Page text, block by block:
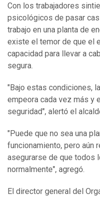
Con los trabajadores
psicológicos de pasar
trabajo en una planta de
existe el temor de que el
capacidad para llevar a
segura.
"Bajo estas condiciones,
empeora cada vez más y
seguridad", alertó el
"Puede que no sea una
funcionamiento, pero aún
asegurarse de que todos
normalmente", agregó.
El director general del